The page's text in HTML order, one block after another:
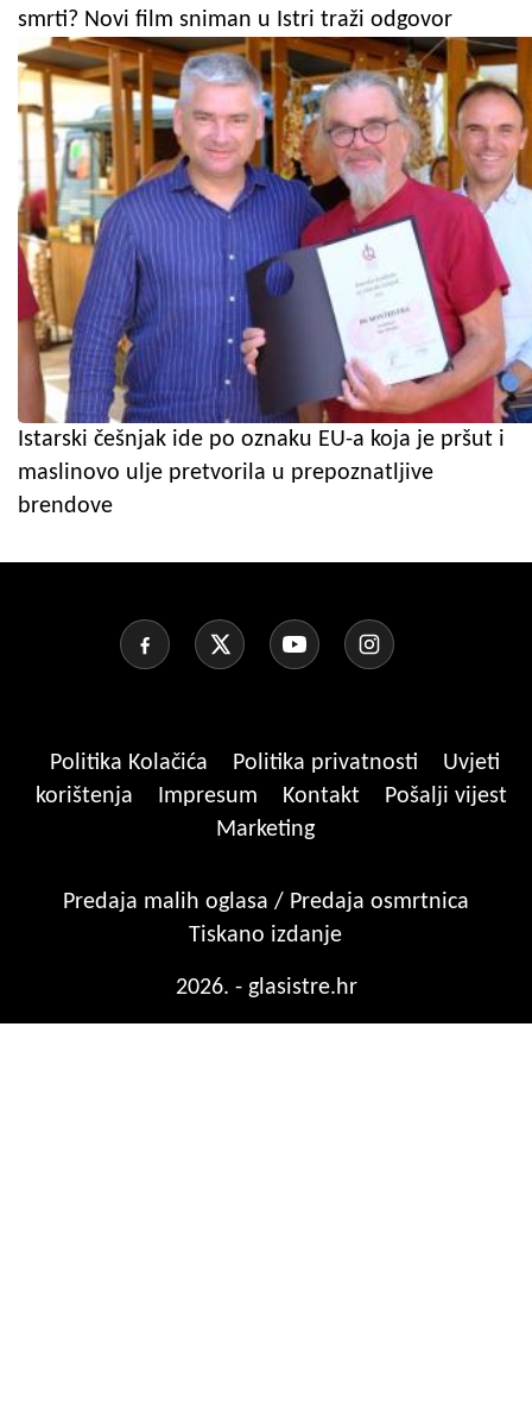
smrti? Novi film sniman u Istri traži odgovor
Istarski češnjak ide po oznaku EU-a koja je pršut i
maslinovo ulje pretvorila u prepoznatljive
brendove
Politika Kolačića Politika privatnosti
Uvjeti
korištenja
Impresum Kontakt
Pošalji vijest
Marketing
Predaja malih oglasa / Predaja osmrtnica
Tiskano izdanje
2026. - glasistre.hr